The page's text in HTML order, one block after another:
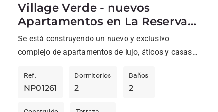
Village Verde - nuevos
Apartamentos en La Reserva
en fase 2
Se está construyendo un nuevo y exclusivo
complejo de apartamentos de lujo, áticos y casas
de vida...
NP01261
Ref.
2
Dormitorios
2
Baños